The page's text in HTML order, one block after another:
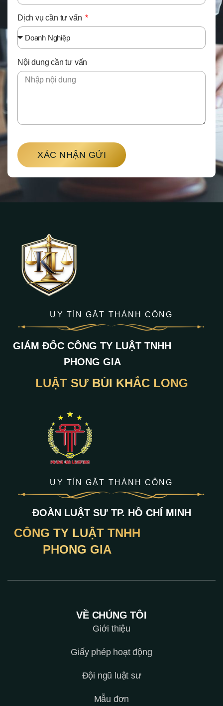
Dịch vụ cần tư vấn
Nội dung cần tư vấn
XÁC NHẬN GỬI
UY TÍN GẶT THÀNH CÔNG
GIÁM ĐỐC CÔNG TY LUẬT TNHH
PHONG GIA
LUẬT SƯ BÙI KHẮC LONG
UY TÍN GẶT THÀNH CÔNG
ĐOÀN LUẬT SƯ TP. HỒ CHÍ MINH
CÔNG TY LUẬT TNHH
PHONG GIA
VỀ CHÚNG TÔI
Giới thiệu
Giấy phép hoạt động
Đội ngũ luật sư
Mẫu đơn